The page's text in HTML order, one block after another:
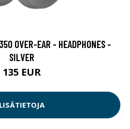
OVER-EAR - HEADPHONES -
SILVER
135 EUR
LISÄTIETOJA